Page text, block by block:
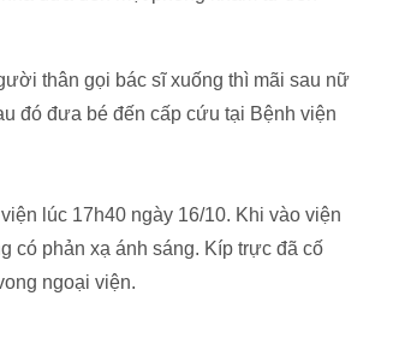
thân gọi bác sĩ xuống thì mãi sau nữ
đó đưa bé đến cấp cứu tại Bệnh viện
lúc 17h40 ngày 16/10. Khi vào viện
có phản xạ ánh sáng. Kíp trực đã cố
ngoại viện.